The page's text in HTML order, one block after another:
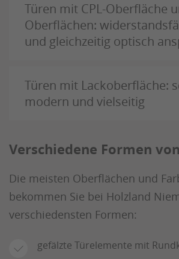
Türen mit CPL-Oberfläche
Oberflächen:
und gleichzeitig optisch
Türen mit Lackoberfläche:
modern und vielseitig
Verschiedene Formen
Die meisten Oberflächen und
bekommen Sie bei Holzland
verschiedensten Formen:
gefälzte Türelemente mit